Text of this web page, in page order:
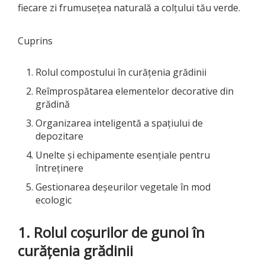
fiecare zi frumusețea naturală a colțului tău verde.
Cuprins
Rolul compostului în curățenia grădinii
Reîmprospătarea elementelor decorative din
grădină
Organizarea inteligentă a spațiului de
depozitare
Unelte și echipamente esențiale pentru
întreținere
Gestionarea deșeurilor vegetale în mod
ecologic
1. Rolul coșurilor de gunoi în
curățenia grădinii